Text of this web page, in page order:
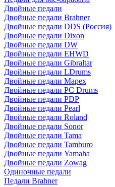
Двойные педали
Двойные педали Brahner
Двойные педали DDS (Россия)
Двойные педали Dixon
Двойные педали DW
Двойные педали EHWD
Двойные педали Gibraltar
Двойные педали LDrums
Двойные педали Mapex
Двойные педали PC Drums
Двойные педали PDP
Двойные педали Pearl
Двойные педали Roland
Двойные педали Sonor
Двойные педали Tama
Двойные педали Tamburo
Двойные педали Yamaha
Двойные педали Zowag
Одиночные педали
Педали Brahner